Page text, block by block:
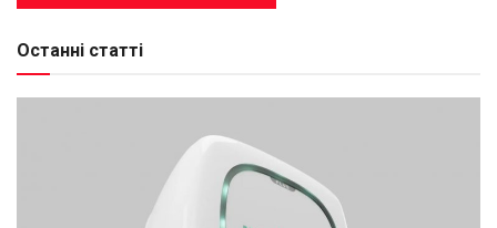
Останні статті